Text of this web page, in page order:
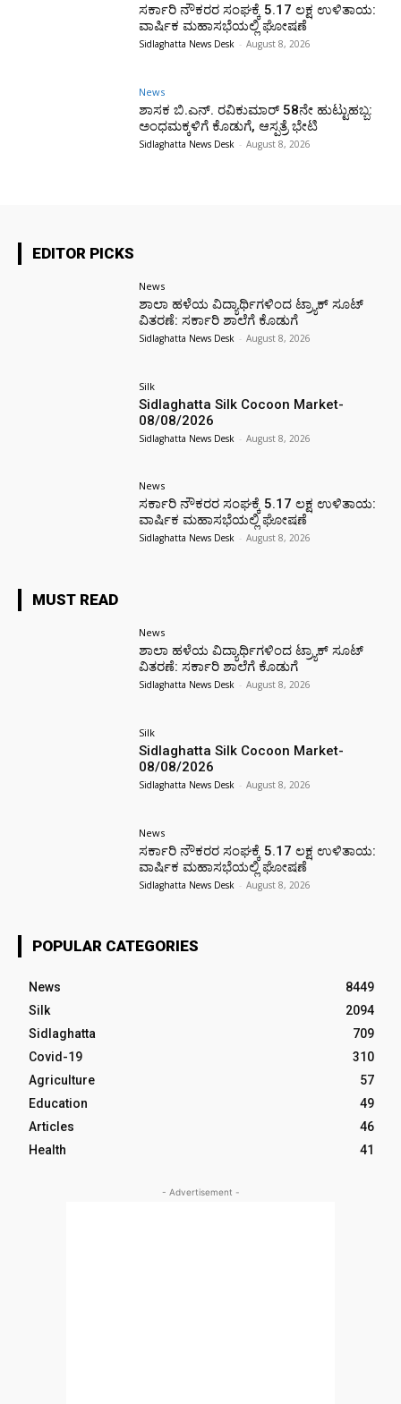
ಸರ್ಕಾರಿ ನೌಕರರ ಸಂಘಕ್ಕೆ ₹5.17 ಲಕ್ಷ ಉಳಿತಾಯ:
ವಾರ್ಷಿಕ ಮಹಾಸಭೆಯಲ್ಲಿ ಘೋಷಣೆ
Sidlaghatta News Desk - August 8, 2026
News
ಶಾಸಕ ಬಿ.ಎನ್. ರವಿಕುಮಾರ್ 58ನೇ ಹುಟ್ಟುಹಬ್ಬ:
ಅಂಧಮಕ್ಕಳಿಗೆ ಕೊಡುಗೆ, ಆಸ್ಪತ್ರೆ ಭೇಟಿ
Sidlaghatta News Desk - August 8, 2026
EDITOR PICKS
News
ಶಾಲಾ ಹಳೆಯ ವಿದ್ಯಾರ್ಥಿಗಳಿಂದ ಟ್ರ್ಯಾಕ್‌ ಸೂಟ್
ವಿತರಣೆ: ಸರ್ಕಾರಿ ಶಾಲೆಗೆ ಕೊಡುಗೆ
Sidlaghatta News Desk - August 8, 2026
Silk
Sidlaghatta Silk Cocoon Market-
08/08/2026
Sidlaghatta News Desk - August 8, 2026
News
ಸರ್ಕಾರಿ ನೌಕರರ ಸಂಘಕ್ಕೆ ₹5.17 ಲಕ್ಷ ಉಳಿತಾಯ:
ವಾರ್ಷಿಕ ಮಹಾಸಭೆಯಲ್ಲಿ ಘೋಷಣೆ
Sidlaghatta News Desk - August 8, 2026
MUST READ
News
ಶಾಲಾ ಹಳೆಯ ವಿದ್ಯಾರ್ಥಿಗಳಿಂದ ಟ್ರ್ಯಾಕ್‌ ಸೂಟ್
ವಿತರಣೆ: ಸರ್ಕಾರಿ ಶಾಲೆಗೆ ಕೊಡುಗೆ
Sidlaghatta News Desk - August 8, 2026
Silk
Sidlaghatta Silk Cocoon Market-
08/08/2026
Sidlaghatta News Desk - August 8, 2026
News
ಸರ್ಕಾರಿ ನೌಕರರ ಸಂಘಕ್ಕೆ ₹5.17 ಲಕ್ಷ ಉಳಿತಾಯ:
ವಾರ್ಷಿಕ ಮಹಾಸಭೆಯಲ್ಲಿ ಘೋಷಣೆ
Sidlaghatta News Desk - August 8, 2026
POPULAR CATEGORIES
News
8449
Silk
2094
Sidlaghatta
709
Covid-19
310
Agriculture
57
Education
49
Articles
46
Health
41
- Advertisement -